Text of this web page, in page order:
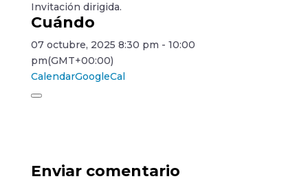
Invitación dirigida.
Cuándo
07 octubre, 2025 8:30 pm - 10:00
pm(GMT+00:00)
CalendarGoogleCal
Enviar comentario